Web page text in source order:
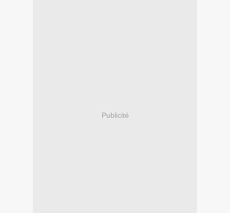
Publicité